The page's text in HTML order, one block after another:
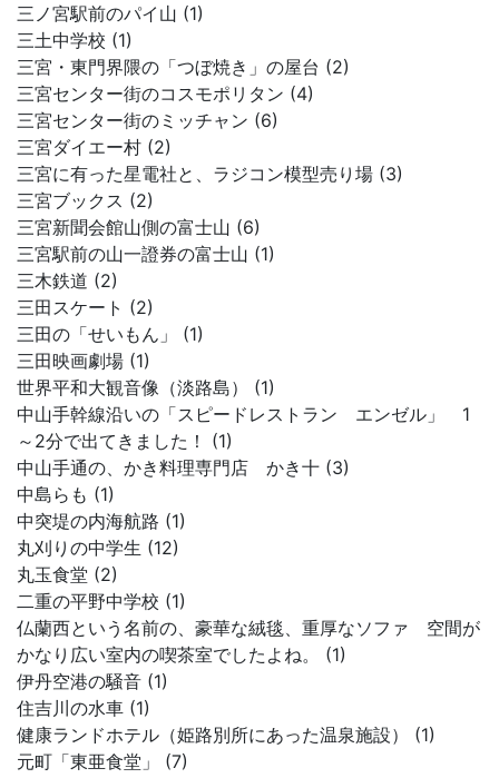
三ノ宮駅前のパイ山 (1)
三土中学校 (1)
三宮・東門界隈の「つぼ焼き」の屋台 (2)
三宮センター街のコスモポリタン (4)
三宮センター街のミッチャン (6)
三宮ダイエー村 (2)
三宮に有った星電社と、ラジコン模型売り場 (3)
三宮ブックス (2)
三宮新聞会館山側の富士山 (6)
三宮駅前の山一證券の富士山 (1)
三木鉄道 (2)
三田スケート (2)
三田の「せいもん」 (1)
三田映画劇場 (1)
世界平和大観音像（淡路島） (1)
中山手幹線沿いの「スピードレストラン エンゼル」 1
～2分で出てきました！ (1)
中山手通の、かき料理専門店 かき十 (3)
中島らも (1)
中突堤の内海航路 (1)
丸刈りの中学生 (12)
丸玉食堂 (2)
二重の平野中学校 (1)
仏蘭西という名前の、豪華な絨毯、重厚なソファ 空間が
かなり広い室内の喫茶室でしたよね。 (1)
伊丹空港の騒音 (1)
住吉川の水車 (1)
健康ランドホテル（姫路別所にあった温泉施設） (1)
元町「東亜食堂」 (7)